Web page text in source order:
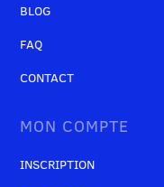
BLOG
FAQ
CONTACT
MON COMPTE
INSCRIPTION